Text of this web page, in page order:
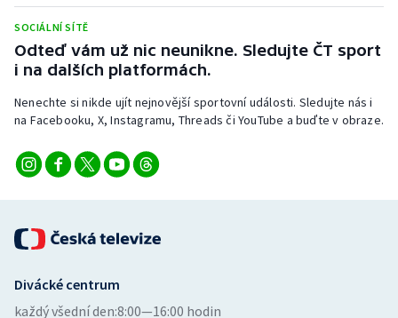
SOCIÁLNÍ SÍTĚ
Odteď vám už nic neunikne. Sledujte ČT sport
i na dalších platformách.
Nenechte si nikde ujít nejnovější sportovní události. Sledujte nás i
na Facebooku, X, Instagramu, Threads či YouTube a buďte v obraze.
Divácké centrum
každý všední den:8:00—16:00 hodin